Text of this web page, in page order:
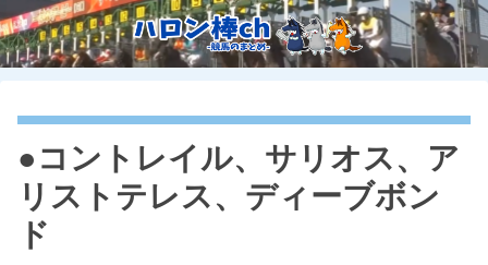
●コントレイル、サリオス、ア
リストテレス、ディーブボン
ド